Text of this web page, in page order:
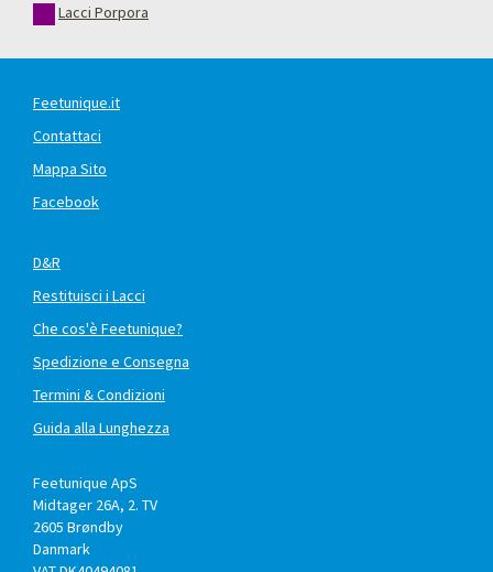
Lacci Porpora
Feetunique.it
Contattaci
Mappa Sito
Facebook
D&R
Restituisci i Lacci
Che cos'è Feetunique?
Spedizione e Consegna
Termini & Condizioni
Guida alla Lunghezza
Feetunique ApS
Midtager 26A, 2. TV
2605 Brøndby
Danmark